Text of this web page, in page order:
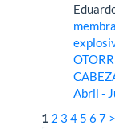
Abril -
1 2 3 4 5 6 7 >